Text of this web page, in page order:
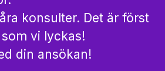
konsulter. Det är först
vi lyckas!
din ansökan!